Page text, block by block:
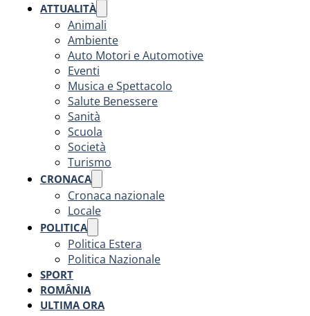
ATTUALITÀ
Animali
Ambiente
Auto Motori e Automotive
Eventi
Musica e Spettacolo
Salute Benessere
Sanità
Scuola
Società
Turismo
CRONACA
Cronaca nazionale
Locale
POLITICA
Politica Estera
Politica Nazionale
SPORT
ROMÂNIA
ULTIMA ORA